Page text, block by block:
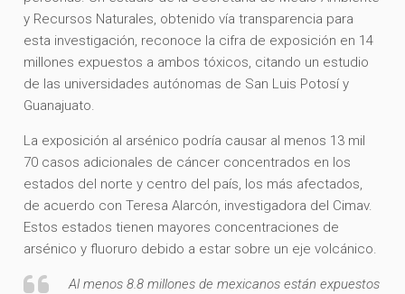
y Recursos Naturales, obtenido vía transparencia para
esta investigación, reconoce la cifra de exposición en 14
millones expuestos a ambos tóxicos, citando un estudio
de las universidades autónomas de San Luis Potosí y
Guanajuato.
La exposición al arsénico podría causar al menos 13 mil
70 casos adicionales de cáncer concentrados en los
estados del norte y centro del país, los más afectados,
de acuerdo con Teresa Alarcón, investigadora del Cimav.
Estos estados tienen mayores concentraciones de
arsénico y fluoruro debido a estar sobre un eje volcánico.
Al menos 8.8 millones de mexicanos están expuestos